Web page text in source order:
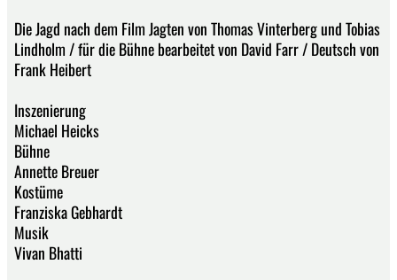
Die Jagd nach dem Film Jagten von Thomas Vinterberg und Tobias
Lindholm / für die Bühne bearbeitet von David Farr / Deutsch von
Frank Heibert
Inszenierung
Michael Heicks
Bühne
Annette Breuer
Kostüme
Franziska Gebhardt
Musik
Vivan Bhatti